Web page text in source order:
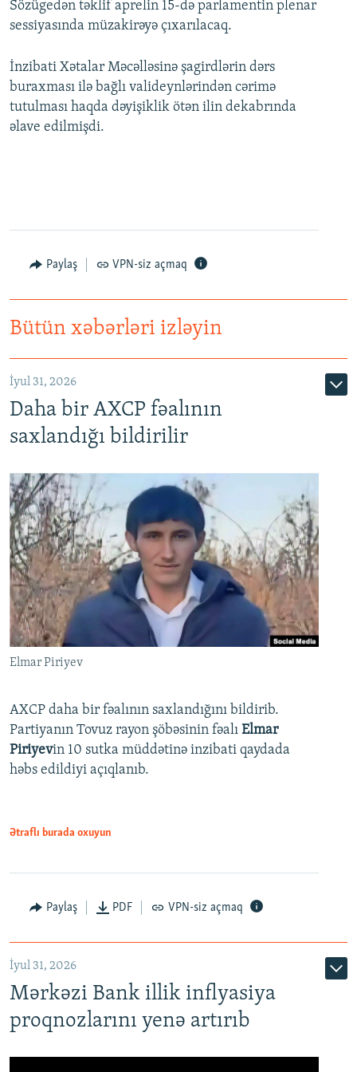
Sözügedən təklif aprelin 15-də parlamentin plenar
sessiyasında müzakirəyə çıxarılacaq.
İnzibati Xətalar Məcəlləsinə şagirdlərin dərs
buraxması ilə bağlı valideynlərindən cərimə
tutulması haqda dəyişiklik ötən ilin dekabrında
əlave edilmişdi.
Paylaş VPN-siz açmaq
Bütün xəbərləri izləyin
İyul 31, 2026
Daha bir AXCP fəalının
saxlandığı bildirilir
Elmar Piriyev
AXCP daha bir fəalının saxlandığını bildirib.
Partiyanın Tovuz rayon şöbəsinin fəalı Elmar
Piriyevin 10 sutka müddətinə inzibati qaydada
həbs edildiyi açıqlanıb.
Ətraflı burada oxuyun
Paylaş PDF VPN-siz açmaq
İyul 31, 2026
Mərkəzi Bank illik inflyasiya
proqnozlarını yenə artırıb